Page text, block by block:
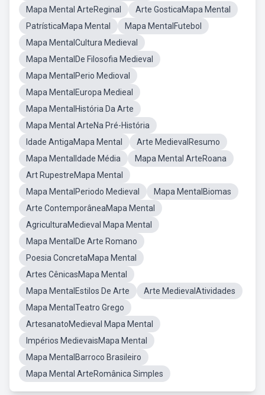
Mapa Mental ArteReginal
Arte GosticaMapa Mental
PatrísticaMapa Mental
Mapa MentalFutebol
Mapa MentalCultura Medieval
Mapa MentalDe Filosofia Medieval
Mapa MentalPerio Medioval
Mapa MentalEuropa Medieal
Mapa MentalHistória Da Arte
Mapa Mental ArteNa Pré-História
Idade AntigaMapa Mental
Arte MedievalResumo
Mapa MentalIdade Média
Mapa Mental ArteRoana
Art RupestreMapa Mental
Mapa MentalPeriodo Medieval
Mapa MentalBiomas
Arte ContemporâneaMapa Mental
AgriculturaMedieval Mapa Mental
Mapa MentalDe Arte Romano
Poesia ConcretaMapa Mental
Artes CênicasMapa Mental
Mapa MentalEstilos De Arte
Arte MedievalAtividades
Mapa MentalTeatro Grego
ArtesanatoMedieval Mapa Mental
Impérios MedievaisMapa Mental
Mapa MentalBarroco Brasileiro
Mapa Mental ArteRomânica Simples